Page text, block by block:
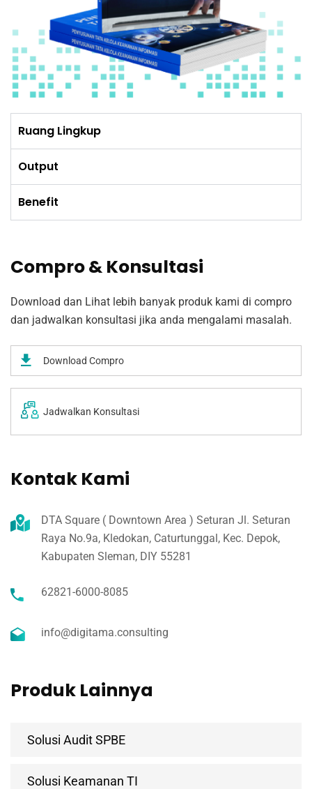
Ruang Lingkup
Output
Benefit
Compro & Konsultasi
Download dan Lihat lebih banyak produk kami di compro
dan jadwalkan konsultasi jika anda mengalami masalah.
Download Compro
Jadwalkan Konsultasi
Kontak Kami
DTA Square ( Downtown Area ) Seturan Jl. Seturan
Raya No.9a, Kledokan, Caturtunggal, Kec. Depok,
Kabupaten Sleman, DIY 55281
62821-6000-8085
info@digitama.consulting
Produk Lainnya
Solusi Audit SPBE
Solusi Keamanan TI